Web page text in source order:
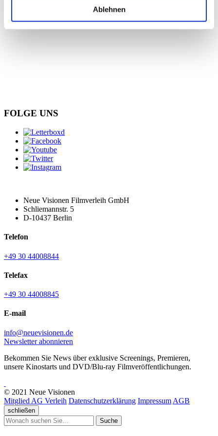
Ablehnen
FOLGE UNS
Neue Visionen Filmverleih GmbH
Schliemannstr. 5
D-10437 Berlin
Telefon
+49 30 44008844
Telefax
+49 30 44008845
E-mail
info@neuevisionen.de
Newsletter abonnieren
Bekommen Sie News über exklusive Screenings, Premieren,
unsere Kinostarts und DVD/Blu-ray Filmveröffentlichungen.
© 2021 Neue Visionen
Mitglied AG Verleih Datenschutzerklärung Impressum AGB
schließen
Suche